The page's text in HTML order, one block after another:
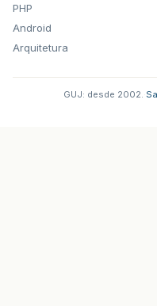
PHP
Android
Arquitetura
GUJ: desde 2002.